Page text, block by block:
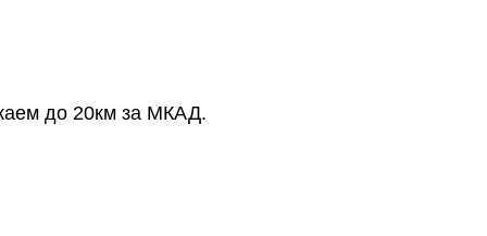
до 20км за МКАД.